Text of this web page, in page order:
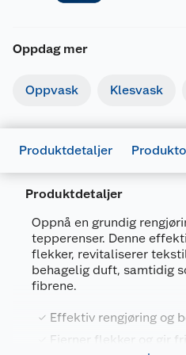
Oppdag mer
Oppvask Klesvask
Produktdetaljer
Produktdetaljer
Oppnå en grundig
tepperenser. Denne
flekker, revitaliserer
behagelig duft, samtidig
fibrene.
Effektiv rengjøring og
Fjerner flekker og gir
Generelt
Artikkelnummer
Leverandørens
Størrelse